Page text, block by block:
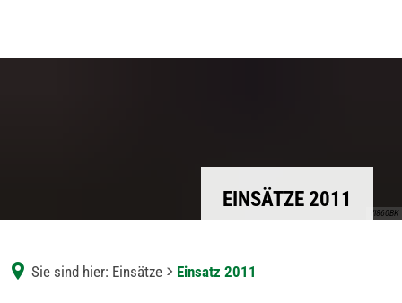
YI860BK
EINSÄTZE 2011
Sie sind hier: Einsätze Einsatz 2011